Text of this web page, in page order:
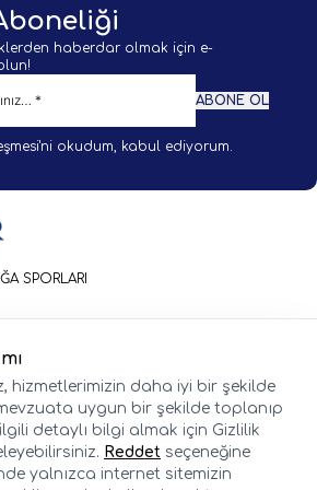
haberdar olmak için e-
ABONE OL
okudum, kabul ediyorum.
SPORLARI
hizmetlerimizin daha iyi bir şekilde
uygun bir şekilde toplanıp
detaylı bilgi almak için Gizlilik
Reddet seçeneğine
yalnızca internet sitemizin